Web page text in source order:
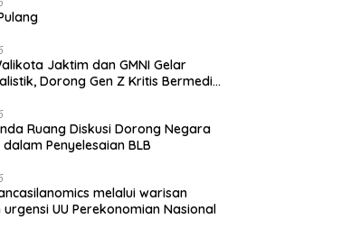
Jaktim dan GMNI Gelar
Dorong Gen Z Kritis Bermedia
Ruang Diskusi Dorong Negara
Penyelesaian BLB
melalui warisan
UU Perekonomian Nasional